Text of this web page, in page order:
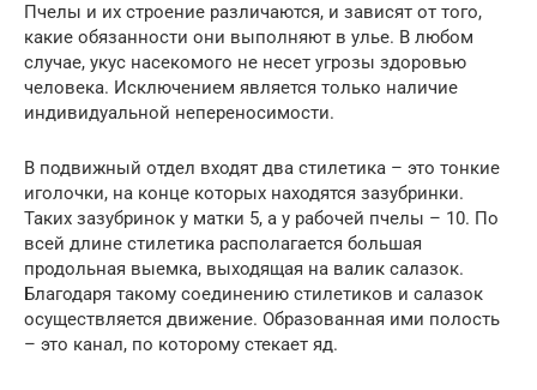
Пчелы и их строение различаются, и зависят от того,
какие обязанности они выполняют в улье. В любом
случае, укус насекомого не несет угрозы здоровью
человека. Исключением является только наличие
индивидуальной непереносимости.
В подвижный отдел входят два стилетика – это тонкие
иголочки, на конце которых находятся зазубринки.
Таких зазубринок у матки 5, а у рабочей пчелы – 10. По
всей длине стилетика располагается большая
продольная выемка, выходящая на валик салазок.
Благодаря такому соединению стилетиков и салазок
осуществляется движение. Образованная ими полость
– это канал, по которому стекает яд.